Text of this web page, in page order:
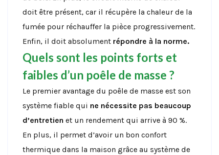
doit être présent, car il récupère la chaleur de la
fumée pour réchauffer la pièce progressivement.
Enfin, il doit absolument répondre à la norme.
Quels sont les points forts et
faibles d’un poêle de masse ?
Le premier avantage du poêle de masse est son
système fiable qui ne nécessite pas beaucoup
d’entretien et un rendement qui arrive à 90 %.
En plus, il permet d’avoir un bon confort
thermique dans la maison grâce au système de